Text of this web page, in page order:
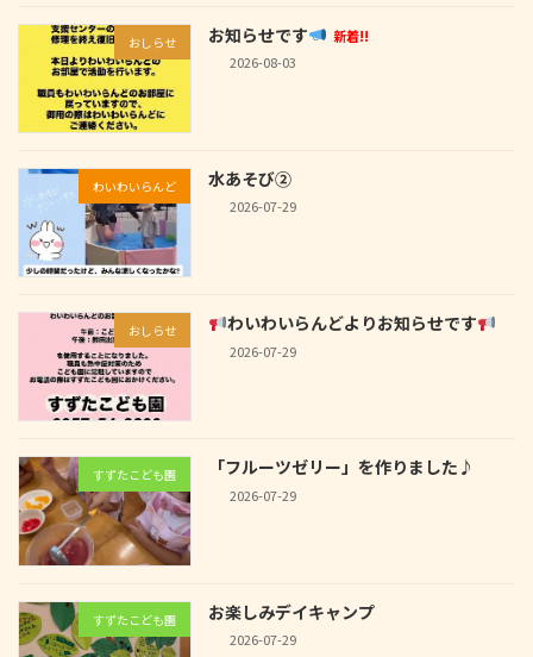
おしらせ お知らせです
新着!!
2026-08-03
わいわいらんど 水あそび②
2026-07-29
おしらせ わいわいらんどよりお知らせです
2026-07-29
すずたこども園 「フルーツゼリー」を作りました♪
2026-07-29
すずたこども園 お楽しみデイキャンプ
2026-07-29